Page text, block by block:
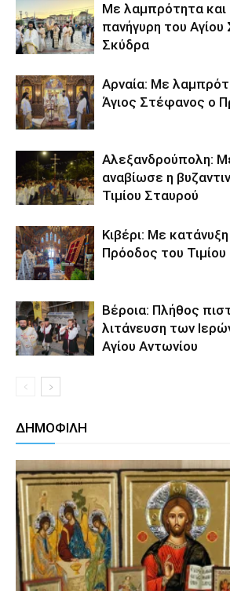
Με λαμπρότητα και
πανήγυρη του
Σκύδρα
Αρναία: Με
Άγιος Στέφανος ο
Αλεξανδρούπολη:
αναβίωσε η
Τιμίου Σταυρού
Κιβέρι: Με
Πρόοδος του
Βέροια: Πλήθος
λιτάνευση των
Αγίου Αντωνίου
ΔΗΜΟΦΙΛΗ